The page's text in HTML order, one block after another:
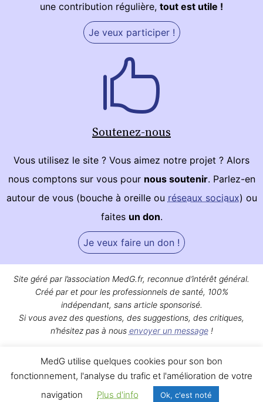
une contribution régulière, tout est utile !
Je veux participer !
Soutenez-nous
Vous utilisez le site ? Vous aimez notre projet ? Alors
nous comptons sur vous pour nous soutenir. Parlez-en
autour de vous (bouche à oreille ou réseaux sociaux) ou
faites un don.
Je veux faire un don !
Site géré par l’association MedG.fr, reconnue d’intérêt général.
Créé par et pour les professionnels de santé, 100%
indépendant, sans article sponsorisé.
Si vous avez des questions, des suggestions, des critiques,
n’hésitez pas à nous envoyer un message!
Qui sommes-nous ?|Mentions légales|Contact
MedG utilise quelques cookies pour son bon
fonctionnement, l'analyse du trafic et l'amélioration de votre
navigation
Plus d'info Ok, c'est noté